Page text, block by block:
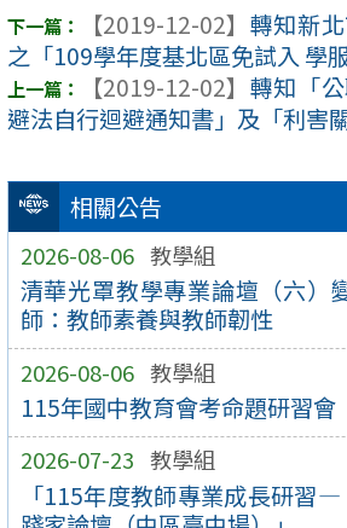
相關公告
2026-08-06 教學組
清華光罩教學專業論壇（六）
師：教師素養與教師韌性
2026-08-06 教學組
115年國中教育會考命題研習會
2026-07-23 教學組
「115年度教師專業成長研習
【2019-12-02】 轉知新
之「109學年度基北區免試入 學
【2019-12-02】 轉知「
避法自行迴避通知書」及「利害